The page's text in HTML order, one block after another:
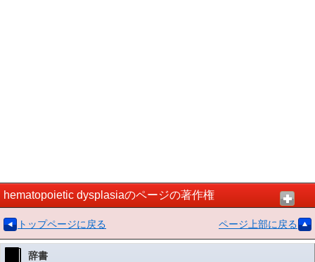
hematopoietic dysplasiaのページの著作権
トップページに戻る ページ上部に戻る
辞書